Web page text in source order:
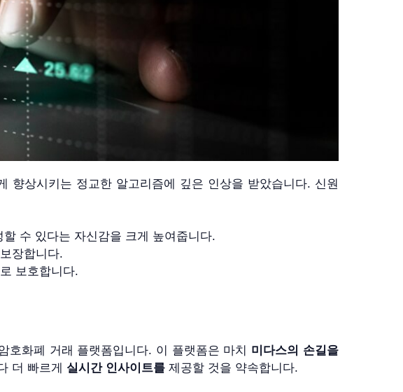
향상시키는 정교한 알고리즘에 깊은 인상을 받았습니다. 신원
수 있다는 자신감을 크게 높여줍니다.
장합니다.
보호합니다.
호화폐 거래 플랫폼입니다. 이 플랫폼은 마치 미다스의 손길을
더 빠르게 실시간 인사이트를 제공할 것을 약속합니다.